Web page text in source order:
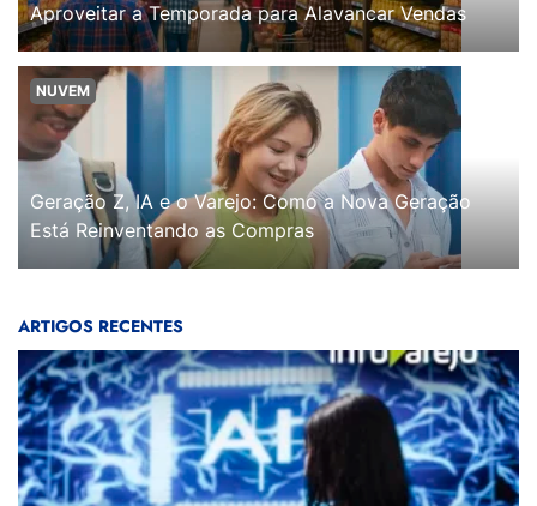
Aproveitar a Temporada para Alavancar Vendas
NUVEM
Geração Z, IA e o Varejo: Como a Nova Geração
Está Reinventando as Compras
ARTIGOS RECENTES